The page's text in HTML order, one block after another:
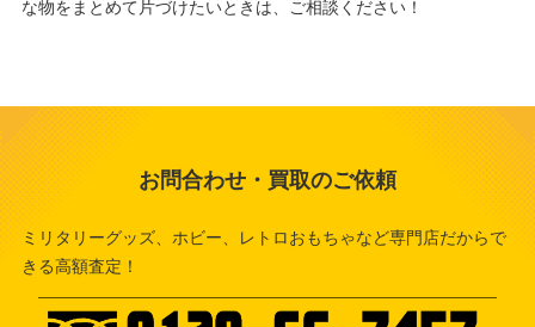
な物をまとめて片づけたいときは、ご相談ください！
お問合わせ・買取のご依頼
ミリタリーグッズ、ホビー、レトロおもちゃなど専門店だからで
きる高額査定！